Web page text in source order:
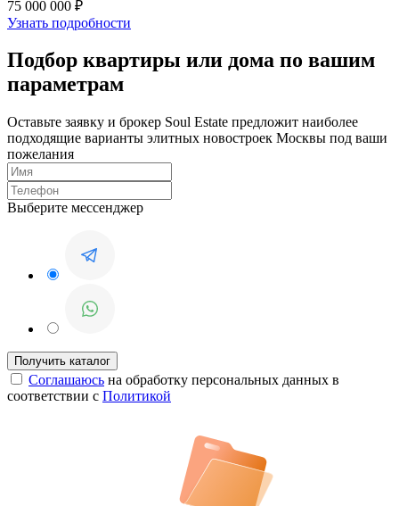
75 000 000 ₽
Узнать подробности
Подбор квартиры или дома по вашим
параметрам
Оставьте заявку и брокер Soul Estate предложит наиболее
подходящие варианты элитных новостроек Москвы под ваши
пожелания
Выберите мессенджер
Соглашаюсь на обработку персональных данных в
соответствии с Политикой